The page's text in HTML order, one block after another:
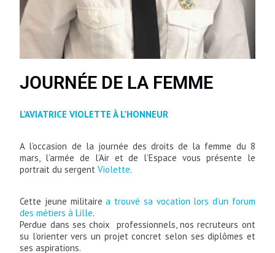
JOURNÉE DE LA FEMME
L’AVIATRICE VIOLETTE À L’HONNEUR
A l’occasion de la journée des droits de la femme du 8
mars, l’armée de l’Air et de l’Espace vous présente le
portrait du sergent Violette.
Cette jeune militairea trouvé sa vocation lors d’un forum
des métiers à Lille.
Perdue dans ses choix professionnels, nos recruteurs ont
su l’orienter vers un projet concret selon ses diplômes et
ses aspirations.